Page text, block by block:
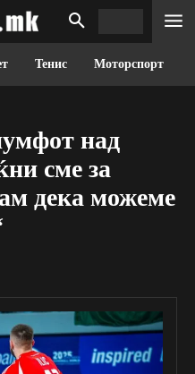
Тенис Моторспорт
над
сме за
дека можеме